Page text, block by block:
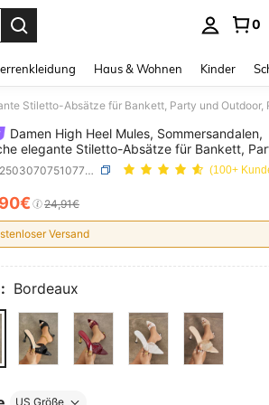
0
Haus & Wohnen Kinder
Damen High Heel Mules, Sommersandalen,
elegante Stiletto-Absätze für Bankett,
Reise, glänzendes Trim-Riemen-Design
SKU: sx25030707510773017 (100+
AND
24,91€
Versand
Bordeaux
US Größe